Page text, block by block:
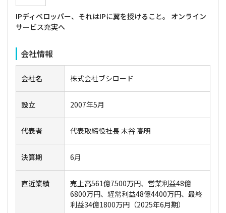
IPディベロッパー、それはIPに翼を授けること。 オンライン
サービス充実へ
会社情報
会社名 株式会社ブシロード
設立 2007年5月
代表者 代表取締役社長 木谷 高明
決算期 6月
直近業績
売上高561億7500万円、営業利益48億
6800万円、経常利益48億4400万円、最終
利益34億1800万円（2025年6月期）